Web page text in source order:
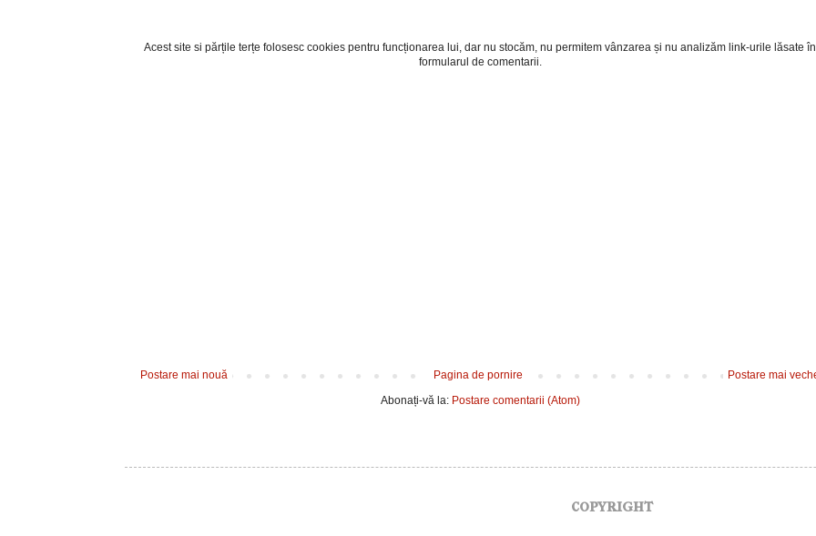
Acest site si părțile terțe folosesc cookies pentru funcționarea lui, dar nu stocăm, nu permitem vânzarea și nu analizăm link-urile lăsate în
formularul de comentarii.
Postare mai nouă Postare mai
Pagina de pornire
Abonați-vă la: Postare comentarii (Atom)
copyright